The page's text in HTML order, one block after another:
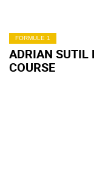
FORMULE 1
ADRIAN SUTIL
COURSE